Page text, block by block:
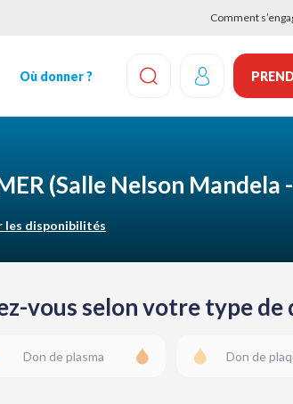
Comment
Où donner ?
EFFECTUEZ
(Salle Nelson Mandela
les disponibilités
vous selon votre type de
Don de plasma Don de